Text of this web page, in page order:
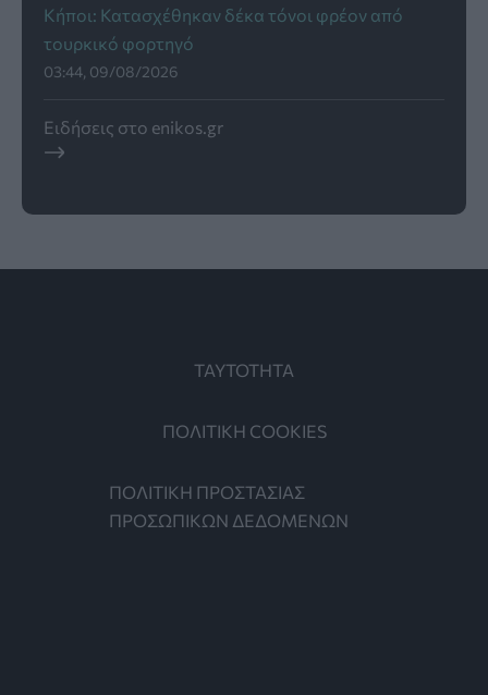
Κήποι: Κατασχέθηκαν δέκα τόνοι φρέον από
τουρκικό φορτηγό
03:44, 09/08/2026
Ειδήσεις στο enikos.gr
ΤΑΥΤΟΤΗΤΑ
ΠΟΛΙΤΙΚΗ COOKIES
ΠΟΛΙΤΙΚΗ ΠΡΟΣΤΑΣΙΑΣ
ΠΡΟΣΩΠΙΚΩΝ ΔΕΔΟΜΕΝΩΝ